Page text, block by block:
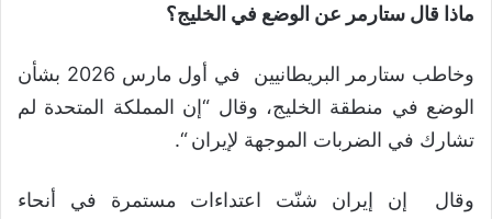
ماذا قال ستارمر عن الوضع في الخليج؟
وخاطب ستارمر البريطانيين في أول مارس 2026 بشأن
الوضع في منطقة الخليج، وقال “إن المملكة المتحدة لم
تشارك في الضربات الموجهة لإيران “.
وقال إن إيران شنّت اعتداءات مستمرة في أنحاء